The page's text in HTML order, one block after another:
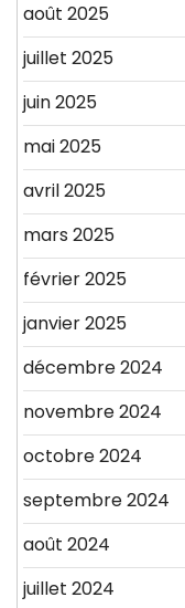
août 2025
juillet 2025
juin 2025
mai 2025
avril 2025
mars 2025
février 2025
janvier 2025
décembre 2024
novembre 2024
octobre 2024
septembre 2024
août 2024
juillet 2024